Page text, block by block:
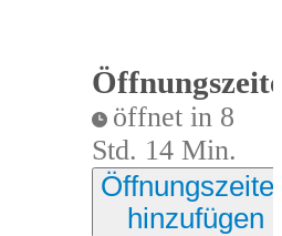
öffnet in 8
Std. 14 Min.
hinzufügen